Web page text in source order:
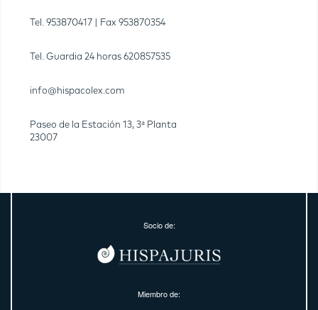
Tel. 953870417 | Fax 953870354
Tel. Guardia 24 horas 620857535
info@hispacolex.com
Paseo de la Estación 13, 3ª Planta
23007
Socio de:
Miembro de: